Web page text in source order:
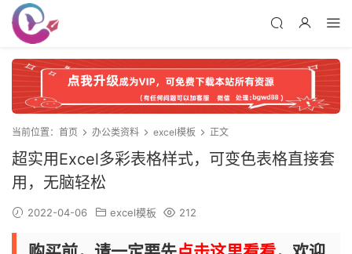
当前位置： 首页 办公类资料 excel模板 正文
超实用Excel多彩表格样式，可变色表格直接套
用，无脑轻松
2022-04-06 excel模板 212